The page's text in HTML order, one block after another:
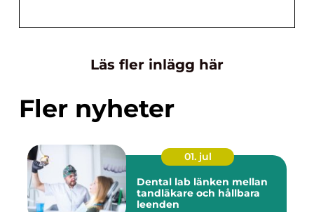
Läs fler inlägg här
Fler nyheter
01. jul
Dental lab länken mellan
tandläkare och hållbara
leenden